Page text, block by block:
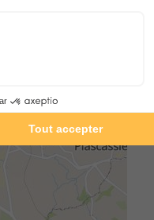
sur place un snack/bar